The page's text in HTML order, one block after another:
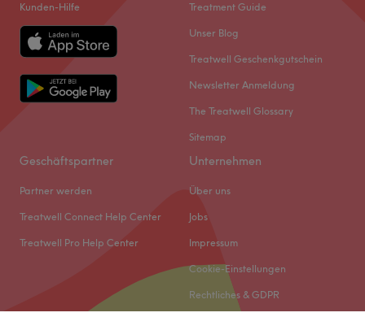
Kunden-Hilfe Treatment Guide
Unser Blog
Treatwell Geschenkgutschein
Newsletter Anmeldung
The Treatwell Glossary
Sitemap
Geschäftspartner
Partner werden
Treatwell Connect Help Center
Treatwell Pro Help Center
Unternehmen
Über uns
Jobs
Impressum
Cookie-Einstellungen
Rechtliches & GDPR